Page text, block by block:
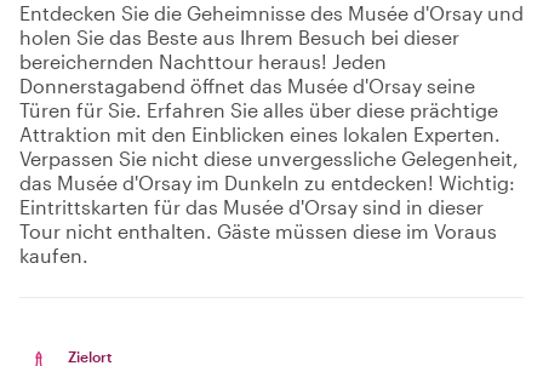
Entdecken Sie die Geheimnisse des Musée d'Orsay und
holen Sie das Beste aus Ihrem Besuch bei dieser
bereichernden Nachttour heraus! Jeden
Donnerstagabend öffnet das Musée d'Orsay seine
Türen für Sie. Erfahren Sie alles über diese prächtige
Attraktion mit den Einblicken eines lokalen Experten.
Verpassen Sie nicht diese unvergessliche Gelegenheit,
das Musée d'Orsay im Dunkeln zu entdecken! Wichtig:
Eintrittskarten für das Musée d'Orsay sind in dieser
Tour nicht enthalten. Gäste müssen diese im Voraus
kaufen.
Zielort